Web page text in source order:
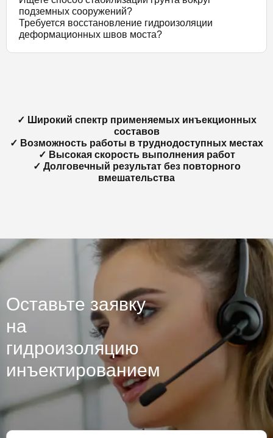
подземных сооружений?
Требуется восстановление гидроизоляции
деформационных швов моста?
✓ Широкий спектр применяемых инъекционных
составов
✓ Возможность работы в труднодоступных местах
✓ Высокая скорость выполнения работ
✓ Долговечный результат без повторного
вмешательства
Оставьте заявку
на
гидроизоляцию
инъектированием